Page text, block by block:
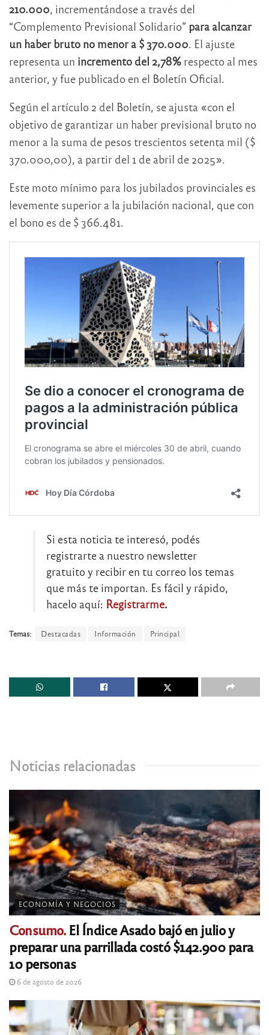
210.000, incrementándose a través del
“Complemento Previsional Solidario” para alcanzar
un haber bruto no menor a $ 370.000. El ajuste
representa un incremento del 2,78% respecto al mes
anterior, y fue publicado en el Boletín Oficial.
Según el artículo 2 del Boletín, se ajusta «con el
objetivo de garantizar un haber previsional bruto no
menor a la suma de pesos trescientos setenta mil ($
370.000,00), a partir del 1 de abril de 2025».
Este moto mínimo para los jubilados provinciales es
levemente superior a la jubilación nacional, que con
el bono es de $ 366.481.
Si esta noticia te interesó, podés
registrarte a nuestro newsletter
gratuito y recibir en tu correo los temas
que más te importan. Es fácil y rápido,
hacelo aquí: Registrarme.
Temas: Destacadas Información Principal
Noticias relacionadas
ECONOMÍA Y NEGOCIOS
Consumo.El Índice Asado bajó en julio y
preparar una parrillada costó $142.900 para
10 personas
6 de agosto de 2026